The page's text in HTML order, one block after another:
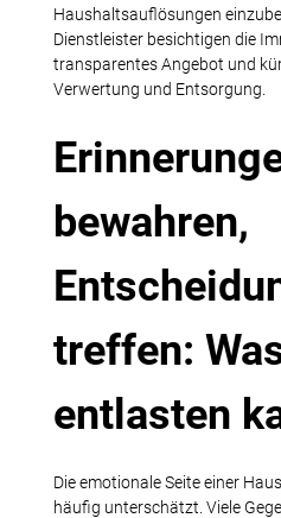
Haushaltsauflösungen
Dienstleister besichtigen die
transparentes Angebot und
Verwertung und Entsorgung.
bewahren,
treffen:
entlasten
Die emotionale Seite einer
häufig unterschätzt. Viele